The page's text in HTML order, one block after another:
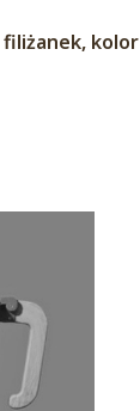
filiżanek, kolor